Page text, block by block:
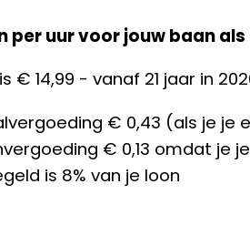
per uur voor jouw baan
€ 14,99 - vanaf 21 jaar in
€ 0,43 (als je je
€ 0,13 omdat je
is 8% van je loon